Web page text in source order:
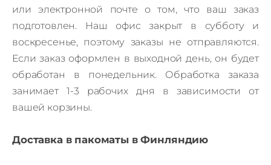
или электронной почте о том, что ваш заказ
подготовлен.
Наш офис закрыт в субботу и
воскресенье, поэтому заказы не отправляются.
Если заказ оформлен в выходной день, он будет
обработан в понедельник.
Обработка заказа
занимает 1-3 рабочих дня в зависимости от
вашей корзины.
Доставка в пакоматы в Финляндию